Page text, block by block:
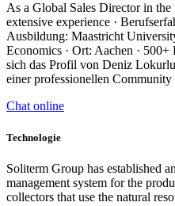
As a Global Sales Director in
extensive experience ·
Ausbildung: Maastricht
Economics · Ort: Aachen ·
sich das Profil von Deniz
einer professionellen
Chat online
Technologie
Soliterm Group has established
management system for the
collectors that use the natural